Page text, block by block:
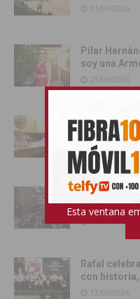
01/07/2026
Pilar
soy una
29/06/2026
Las
Senado a
17/06/2026
Catral da el
de San
13/06/2026
Rafal
con historia,
13/06/2026
Esta ventana